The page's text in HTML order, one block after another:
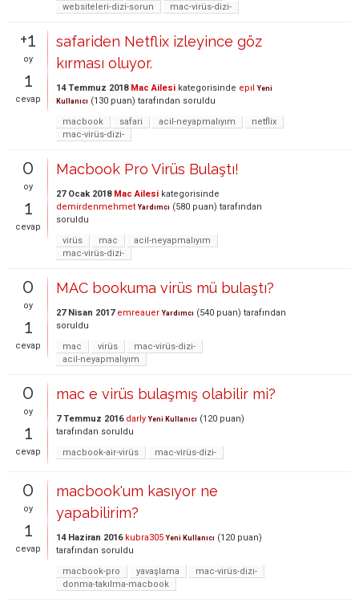
websiteleri-dizi-sorun
mac-virüs-dizi-
+1
oy
1
cevap
safariden Netflix izleyince göz
kırması oluyor.
14 Temmuz 2018 Mac Ailesi kategorisinde epıl Yeni
Kullanıcı (130 puan) tarafından soruldu
macbook
safari acil-neyapmalıyım
netflix
mac-virüs-dizi-
0
oy
1
cevap
Macbook Pro Virüs Bulaştı!
27 Ocak 2018 Mac Ailesi kategorisinde
demirdenmehmet Yardımcı (580 puan) tarafından
soruldu
virüs
mac
acil-neyapmalıyım
mac-virüs-dizi-
0
oy
1
cevap
MAC bookuma virüs mü bulaştı?
27 Nisan 2017 emreauer Yardımcı (540 puan) tarafından
soruldu
mac
virüs
mac-virüs-dizi-
acil-neyapmalıyım
0
oy
1
cevap
mac e virüs bulaşmış olabilir mi?
7 Temmuz 2016 darly Yeni Kullanıcı (120 puan)
tarafından soruldu
macbook-air-virüs
mac-virüs-dizi-
0
oy
1
cevap
macbook'um kasıyor ne
yapabilirim?
14 Haziran 2016 kubra305 Yeni Kullanıcı (120 puan)
tarafından soruldu
macbook-pro
yavaşlama
mac-virüs-dizi-
donma-takılma-macbook